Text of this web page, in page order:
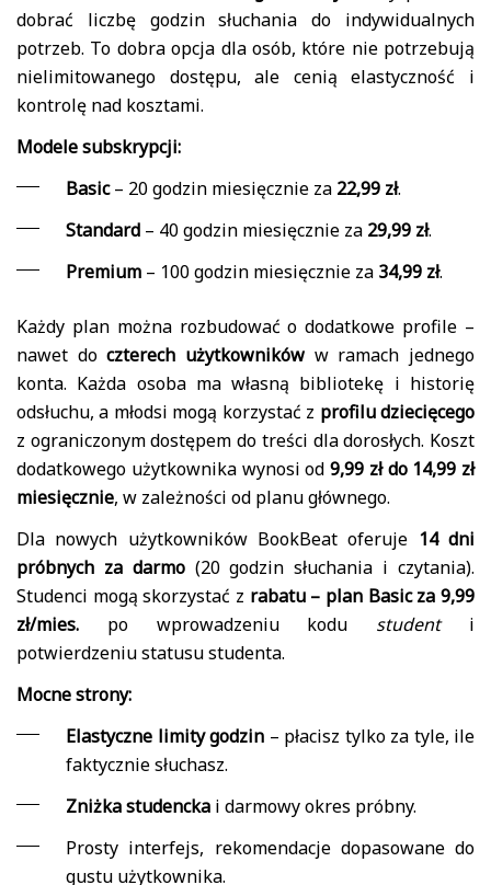
dobrać liczbę godzin słuchania do indywidualnych
potrzeb. To dobra opcja dla osób, które nie potrzebują
nielimitowanego dostępu, ale cenią elastyczność i
kontrolę nad kosztami.
Modele subskrypcji:
Basic– 20 godzin miesięcznie za 22,99 zł.
Standard – 40 godzin miesięcznie za 29,99 zł.
Premium – 100 godzin miesięcznie za 34,99 zł.
Każdy plan można rozbudować o dodatkowe profile –
nawet doczterech użytkowników w ramach jednego
konta. Każda osoba ma własną bibliotekę i historię
odsłuchu, a młodsi mogą korzystać z profilu dziecięcego
z ograniczonym dostępem do treści dla dorosłych. Koszt
dodatkowego użytkownika wynosi od 9,99 zł do 14,99 zł
miesięcznie, w zależności od planu głównego.
Dla nowych użytkowników BookBeat oferuje 14 dni
próbnych za darmo(20 godzin słuchania i czytania).
Studenci mogą skorzystać z rabatu – plan Basic za 9,99
zł/mies. po wprowadzeniu kodu studenti
potwierdzeniu statusu studenta.
Mocne strony:
Elastyczne limity godzin – płacisz tylko za tyle, ile
faktycznie słuchasz.
Zniżka studencka i darmowy okres próbny.
Prosty interfejs, rekomendacje dopasowane do
gustu użytkownika.